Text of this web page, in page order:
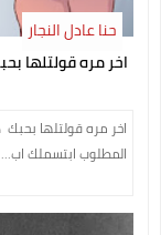
اخر مره قولتلها
حنا عادل النجار
اخر مره قولتلها
المطلوب ابتسملك اب...